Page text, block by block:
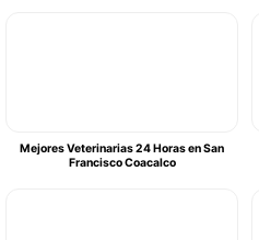
Mejores Veterinarias 24 Horas en San
Francisco Coacalco